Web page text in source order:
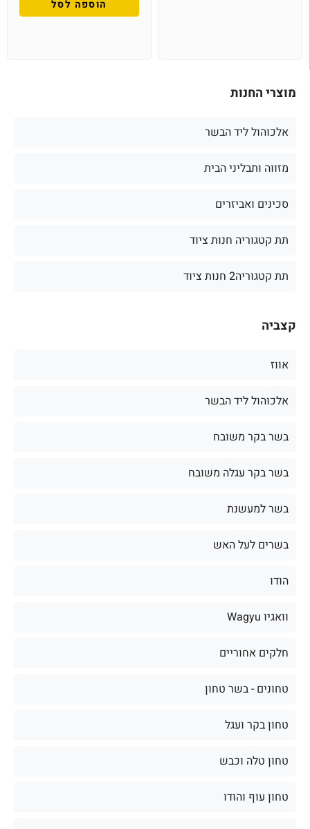
מוצרי החנות
אלכוהול ליד הבשר
מזווה ותבליני הבית
סכינים ואביזרים
תת קטגוריה חנות ציוד
תת קטגוריה2 חנות ציוד
קצביה
אווז
אלכוהול ליד הבשר
בשר בקר משובח
בשר בקר עגלה משובח
בשר למעשנת
בשרים לעל האש
הודו
וואגיו Wagyu
חלקים אחוריים
טחונים - בשר טחון
טחון בקר ועגל
טחון טלה וכבש
טחון עוף והודו
הוספה לסל